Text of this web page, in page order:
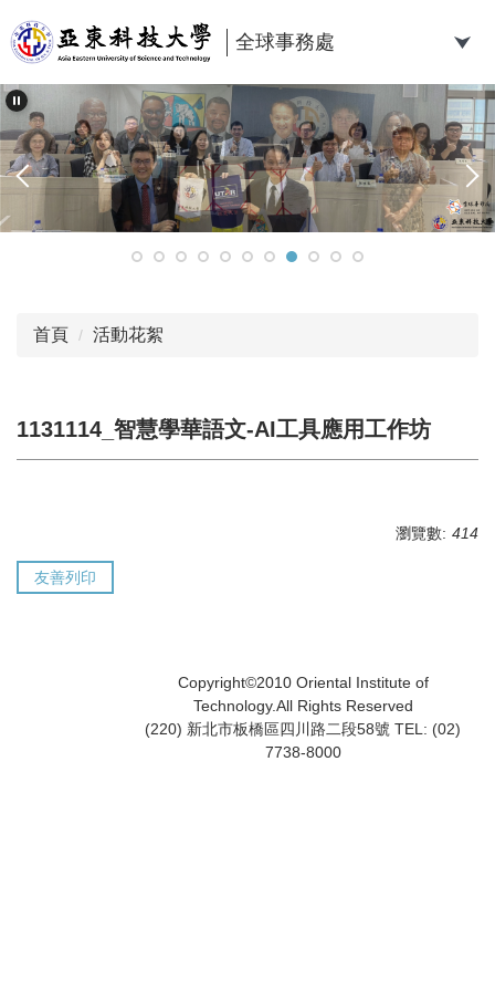
到
主
要
內
容
區
全球事務處
首頁 活動花絮
1131114_智慧學華語文-AI工具應用工作坊
瀏覽數: 414
友善列印
Copyright©2010 Oriental Institute of
Technology.All Rights Reserved
(220) 新北市板橋區四川路二段58號 TEL: (02)
7738-8000